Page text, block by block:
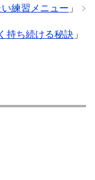
練習メニュー 」
持ち続ける秘訣 」